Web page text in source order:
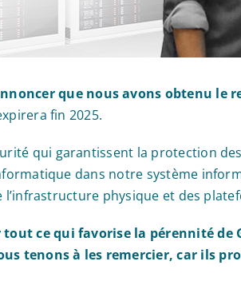
que nous avons obtenu le
fin 2025.
qui garantissent la protection
dans notre système
l’infrastructure physique et des
ce qui favorise la pérennité de
tenons à les remercier, car ils